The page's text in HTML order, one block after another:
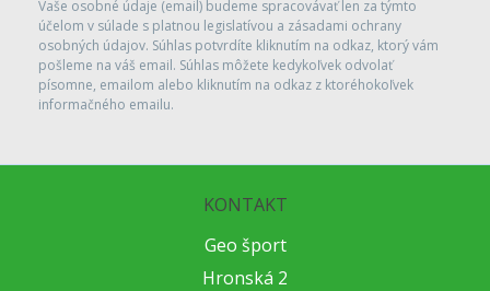
Vaše osobné údaje (email) budeme spracovávať len za týmto
účelom v súlade s platnou legislatívou a zásadami ochrany
osobných údajov. Súhlas potvrdíte kliknutím na odkaz, ktorý vám
pošleme na váš email. Súhlas môžete kedykoľvek odvolať
písomne, emailom alebo kliknutím na odkaz z ktoréhokoľvek
informačného emailu.
KONTAKT
Geo šport
Hronská 2